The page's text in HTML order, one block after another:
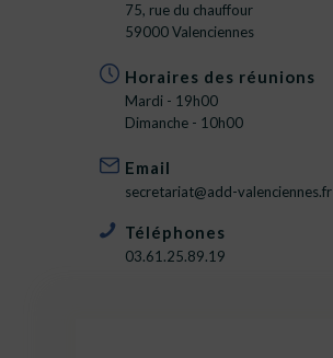
75, rue du chauffour
59000 Valenciennes
Horaires des réunions
Mardi - 19h00
Dimanche - 10h00
Email
secretariat@add-valenciennes.fr
Téléphones
03.61.25.89.19